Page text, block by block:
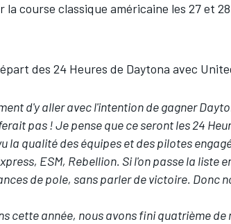
la course classique américaine les 27 et
des 24 Heures de Daytona avec
d'y aller avec l'intention de gagner
pas ! Je pense que ce seront les 24
la qualité des équipes et des pilotes
ESM, Rebellion. Si l'on passe la liste
de pole, sans parler de victoire. Donc
cette année, nous avons fini quatrième